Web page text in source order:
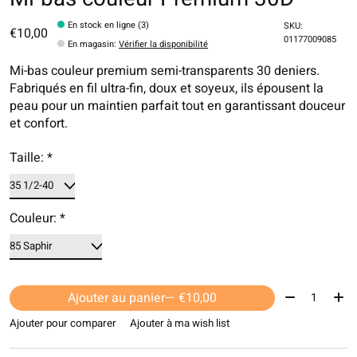
€10,00
En stock en ligne (3)
En magasin:Vérifier la disponibilité
SKU:
01177009085
Mi-bas couleur premium semi-transparents 30 deniers.
Fabriqués en fil ultra-fin, doux et soyeux, ils épousent la
peau pour un maintien parfait tout en garantissant douceur
et confort.
Taille: *
Couleur: *
Ajouter au panier — €10,00 Quantité:
Ajouter pour comparer Ajouter à ma wish list